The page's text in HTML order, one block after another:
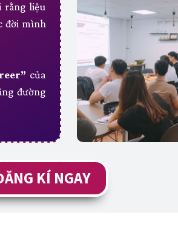
rằng liệu
đời mình
của
đường
KÍ NGAY